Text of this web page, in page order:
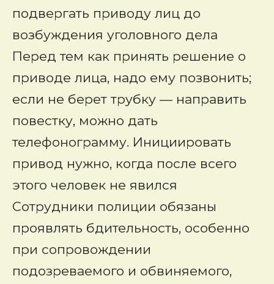
подвергать приводу лиц до
возбуждения уголовного дела
Перед тем как принять решение о
приводе лица, надо ему позвонить;
если не берет трубку — направить
повестку, можно дать
телефонограмму. Инициировать
привод нужно, когда после всего
этого человек не явился
Сотрудники полиции обязаны
проявлять бдительность, особенно
при сопровождении
подозреваемого и обвиняемого,